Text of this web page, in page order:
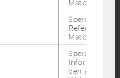
SOCIAL MEDIA
UND STUDIERENDE
Matomo.
Speicherung
Referrers
Matomo.
Speicherung
den aktuellen